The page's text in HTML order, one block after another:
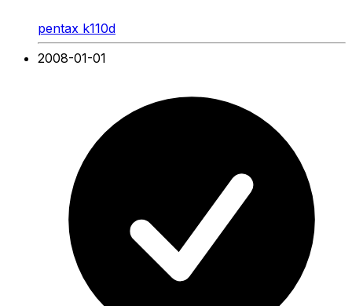
pentax k110d
2008-01-01